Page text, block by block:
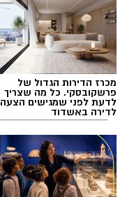
מכרז הדירות הגדול של
פרשקובסקי. כל מה שצריך
לדעת לפני שמגישים הצעה
לדירה באשדוד